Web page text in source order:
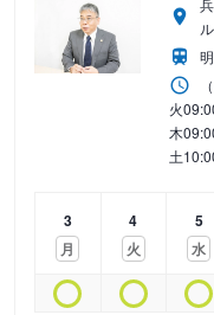
火
木
土
3
月
4
火
5
水